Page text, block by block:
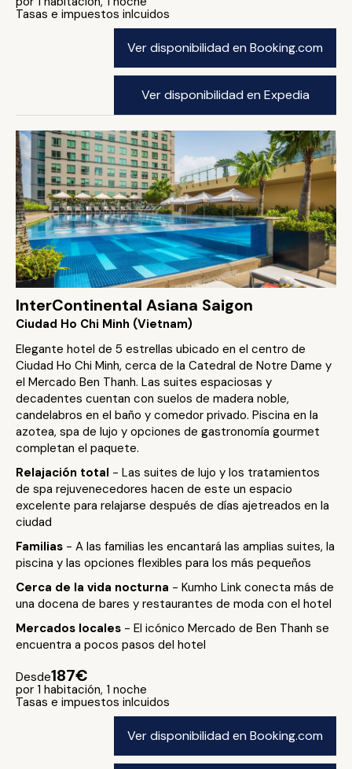
Tasas e impuestos inlcuidos
Ver disponibilidad en Booking.com
Ver disponibilidad en Expedia
InterContinental Asiana Saigon
Ciudad Ho Chi Minh (Vietnam)
Elegante hotel de 5 estrellas ubicado en el centro de
Ciudad Ho Chi Minh, cerca de la Catedral de Notre Dame y
el Mercado Ben Thanh. Las suites espaciosas y
decadentes cuentan con suelos de madera noble,
candelabros en el baño y comedor privado. Piscina en la
azotea, spa de lujo y opciones de gastronomía gourmet
completan el paquete.
Relajación total - Las suites de lujo y los tratamientos
de spa rejuvenecedores hacen de este un espacio
excelente para relajarse después de días ajetreados en la
ciudad
Familias - A las familias les encantará las amplias suites, la
piscina y las opciones flexibles para los más pequeños
Cerca de la vida nocturna - Kumho Link conecta más de
una docena de bares y restaurantes de moda con el hotel
Mercados locales - El icónico Mercado de Ben Thanh se
encuentra a pocos pasos del hotel
Desde187€
por 1 habitación, 1 noche
Tasas e impuestos inlcuidos
Ver disponibilidad en Booking.com